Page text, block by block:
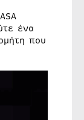
ένα
που